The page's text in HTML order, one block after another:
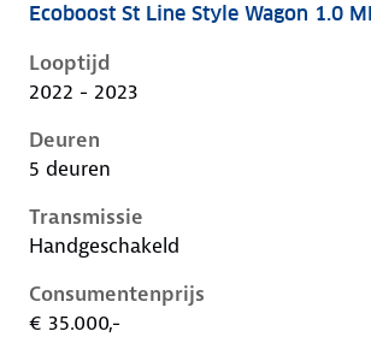
Ford Focus iv-1e-facelift, wagon
Ecoboost St Line Style Wagon 1.0
Looptijd
2022 - 2023
Deuren
5 deuren
Transmissie
Handgeschakeld
Consumentenprijs
€ 35.000,-